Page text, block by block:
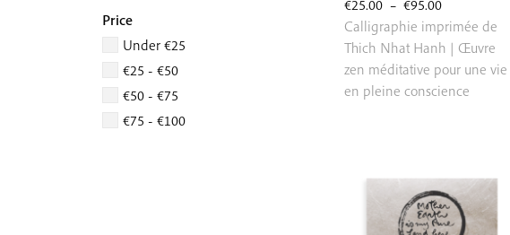
Price
Under €25
€25 - €50
€50 - €75
€75 - €100
€25.00 – €95.00
de
prix :
€25.00
à
Calligraphie imprimée de
Thich Nhat Hanh | Œuvre
zen méditative pour une vie
en pleine conscience